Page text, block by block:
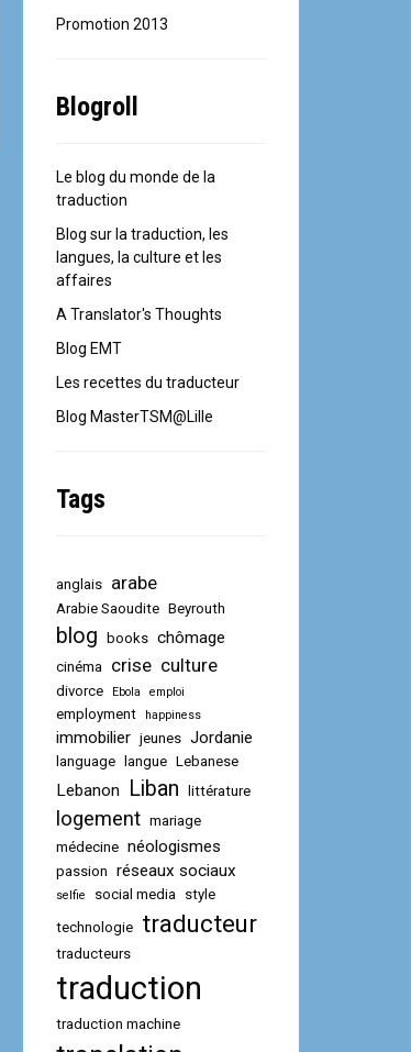
Promotion 2013
Blogroll
Le blog du monde de la
traduction
Blog sur la traduction, les
langues, la culture et les
affaires
A Translator's Thoughts
Blog EMT
Les recettes du traducteur
Blog MasterTSM@Lille
Tags
anglais arabe
Arabie Saoudite Beyrouth
blog books chômage
cinéma crise culture
divorce Ebola emploi
employment happiness
immobilier jeunes Jordanie
language langue Lebanese
Lebanon Liban littérature
logement mariage
médecine néologismes
passion réseaux sociaux
selfie social media style
technologie traducteur
traducteurs
traduction
traduction machine